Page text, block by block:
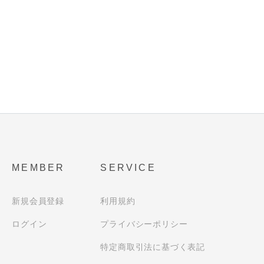
MEMBER
新規会員登録
ログイン
SERVICE
利用規約
プライバシーポリシー
特定商取引法に基づく表記